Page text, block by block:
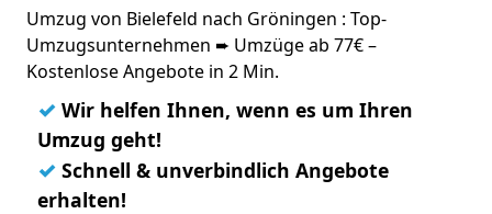
Umzug von Bielefeld nach Gröningen : Top-
Umzugsunternehmen ➨ Umzüge ab 77€ –
Kostenlose Angebote in 2 Min.
✓ Wir helfen Ihnen, wenn es um Ihren
Umzug geht!
✓ Schnell & unverbindlich Angebote
erhalten!